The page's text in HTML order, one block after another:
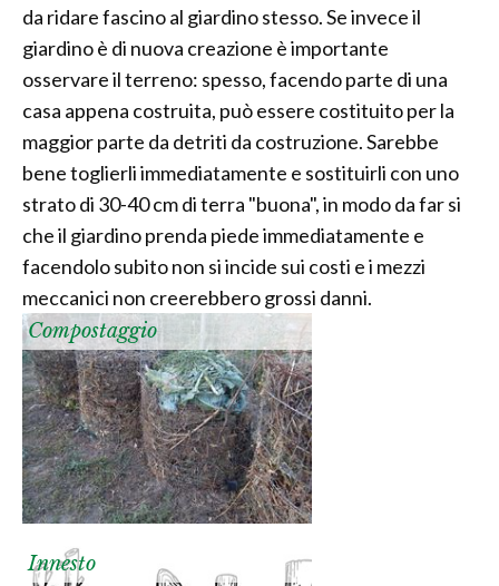
da ridare fascino al giardino stesso. Se invece il
giardino è di nuova creazione è importante
osservare il terreno: spesso, facendo parte di una
casa appena costruita, può essere costituito per la
maggior parte da detriti da costruzione. Sarebbe
bene toglierli immediatamente e sostituirli con uno
strato di 30-40 cm di terra "buona", in modo da far si
che il giardino prenda piede immediatamente e
facendolo subito non si incide sui costi e i mezzi
meccanici non creerebbero grossi danni.
Compostaggio
Innesto